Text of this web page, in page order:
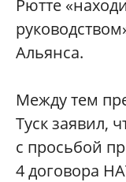
Рютте
Альянса.
Между тем
Туск заявил,
с просьбой
4 договора